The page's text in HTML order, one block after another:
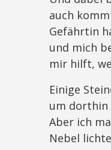
auch
Gefährtin
und mich
mir hilft,
Einige
um dorthin
Aber ich
Nebel